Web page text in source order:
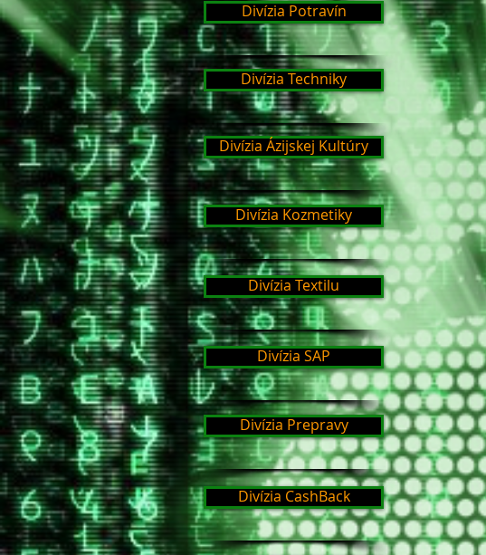
Divízia Potravín
Divízia Techniky
Divízia Ázijskej Kultúry
Divízia Kozmetiky
Divízia Textilu
Divízia SAP
Divízia Prepravy
Divízia CashBack